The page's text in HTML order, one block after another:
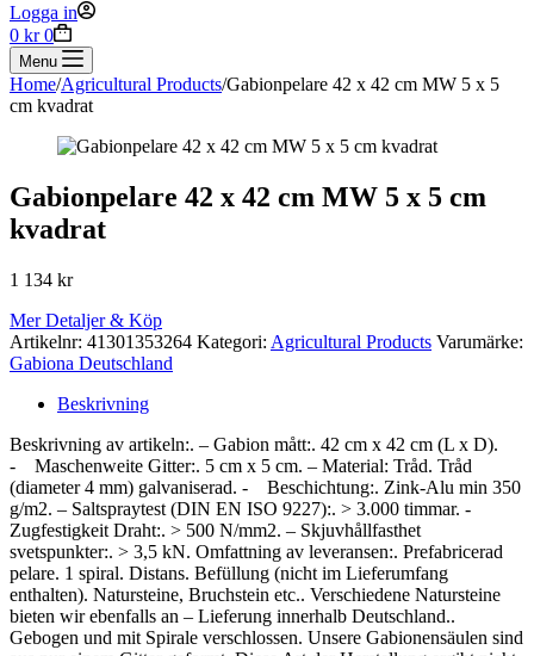
Logga in
Shopping
cart
0 kr 0
Menu
Home/Agricultural Products/Gabionpelare 42 x 42 cm MW 5 x 5
cm kvadrat
Gabionpelare 42 x 42 cm MW 5 x 5 cm
kvadrat
1 134 kr
Mer Detaljer & Köp
Artikelnr: 41301353264 Kategori: Agricultural Products Varumärke:
Gabiona Deutschland
Beskrivning
Beskrivning av artikeln:. – Gabion mått:. 42 cm x 42 cm (L x D).
- Maschenweite Gitter:. 5 cm x 5 cm. – Material: Tråd. Tråd
(diameter 4 mm) galvaniserad. - Beschichtung:. Zink-Alu min 350
g/m2. – Saltspraytest (DIN EN ISO 9227):. > 3.000 timmar. -
Zugfestigkeit Draht:. > 500 N/mm2. – Skjuvhållfasthet
svetspunkter:. > 3,5 kN. Omfattning av leveransen:. Prefabricerad
pelare. 1 spiral. Distans. Befüllung (nicht im Lieferumfang
enthalten). Natursteine, Bruchstein etc.. Verschiedene Natursteine
bieten wir ebenfalls an – Lieferung innerhalb Deutschland..
Gebogen und mit Spirale verschlossen. Unsere Gabionensäulen sind